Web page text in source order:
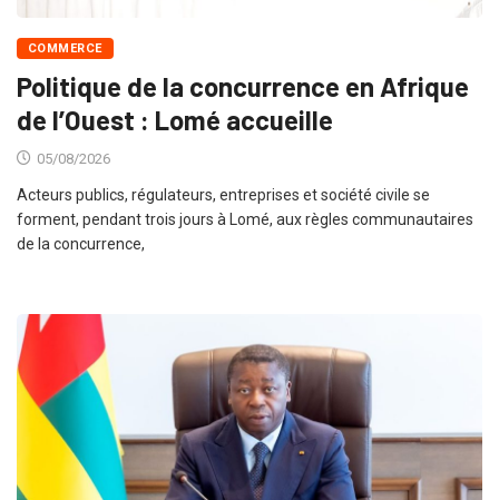
COMMERCE
Politique de la concurrence en Afrique
de l’Ouest : Lomé accueille
05/08/2026
Acteurs publics, régulateurs, entreprises et société civile se
forment, pendant trois jours à Lomé, aux règles communautaires
de la concurrence,